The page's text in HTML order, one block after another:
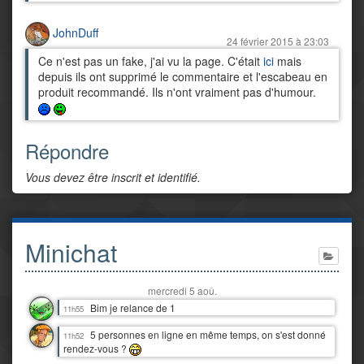
JohnDuff
24 février 2015 à 23:03
Ce n'est pas un fake, j'ai vu la page. C'était ici mais
depuis ils ont supprimé le commentaire et l'escabeau en
produit recommandé. Ils n'ont vraiment pas d'humour.
Répondre
Vous devez être inscrit et identifié.
Minichat
mercredi 5 aoû.
11h55 Bim je relance de 1
11h52 5 personnes en ligne en même temps, on s'est donné
rendez-vous ?